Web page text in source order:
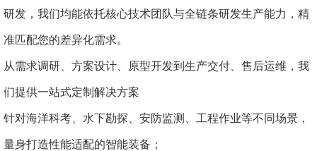
研发，我们均能依托核心技术团队与全链条研发生产能力，精
准匹配您的差异化需求。
从需求调研、方案设计、原型开发到生产交付、售后运维，我
们提供一站式定制解决方案
针对海洋科考、水下勘探、安防监测、工程作业等不同场景，
量身打造性能适配的智能装备；